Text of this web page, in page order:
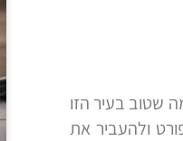
שטוב בעיר הזו
ולהעביר את